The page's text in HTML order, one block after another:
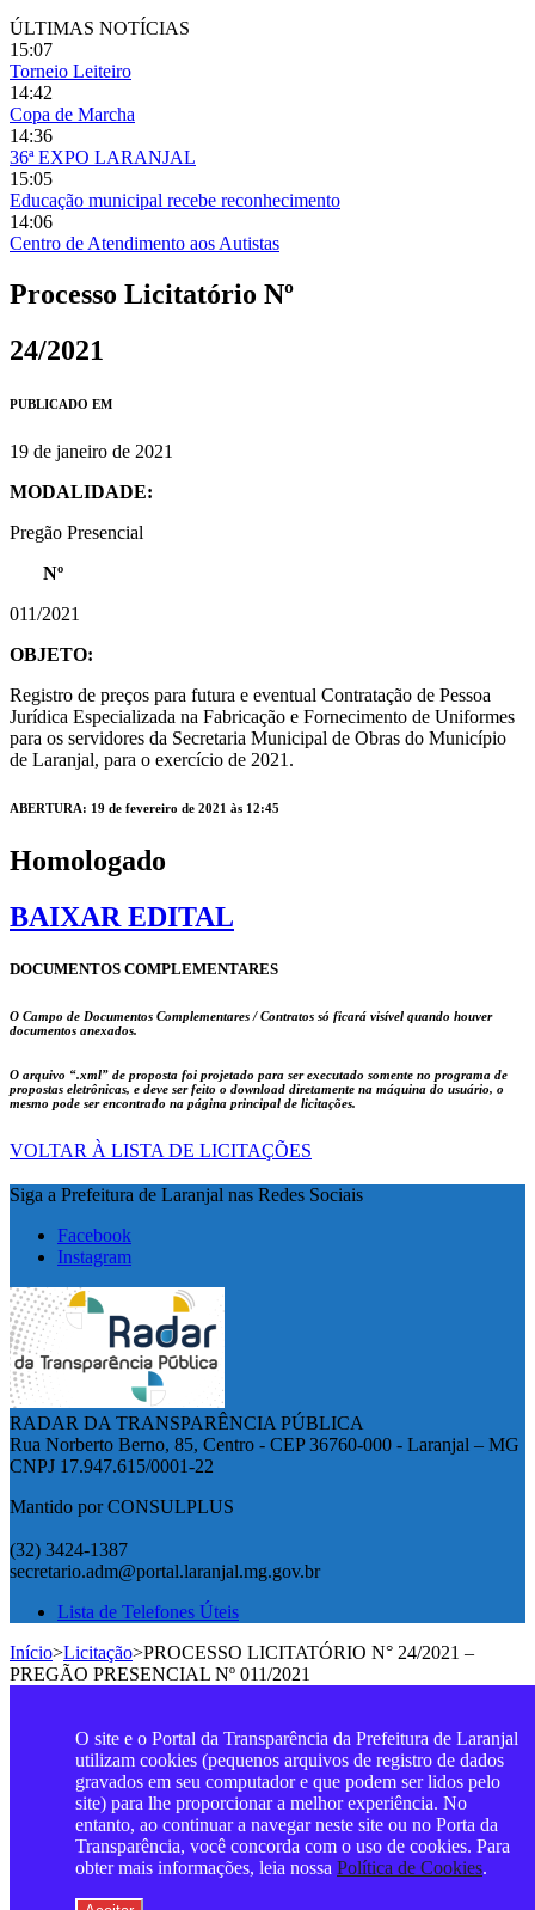
ÚLTIMAS NOTÍCIAS
15:07
Torneio Leiteiro
14:42
Copa de Marcha
14:36
36ª EXPO LARANJAL
15:05
Educação municipal recebe reconhecimento
14:06
Centro de Atendimento aos Autistas
Processo Licitatório Nº
24/2021
PUBLICADO EM
19 de janeiro de 2021
MODALIDADE:
Pregão Presencial
Nº
011/2021
OBJETO:
Registro de preços para futura e eventual Contratação de Pessoa
Jurídica Especializada na Fabricação e Fornecimento de Uniformes
para os servidores da Secretaria Municipal de Obras do Município
de Laranjal, para o exercício de 2021.
ABERTURA: 19 de fevereiro de 2021 às 12:45
Homologado
BAIXAR EDITAL
DOCUMENTOS COMPLEMENTARES
O Campo de Documentos Complementares / Contratos só ficará visível quando houver
documentos anexados.
O arquivo “.xml” de proposta foi projetado para ser executado somente no programa de
propostas eletrônicas, e deve ser feito o download diretamente na máquina do usuário, o
mesmo pode ser encontrado na página principal de licitações.
VOLTAR À LISTA DE LICITAÇÕES
Siga a Prefeitura de Laranjal nas Redes Sociais
Facebook
Instagram
RADAR DA TRANSPARÊNCIA PÚBLICA
Rua Norberto Berno, 85, Centro - CEP 36760-000 - Laranjal – MG
CNPJ 17.947.615/0001-22
Mantido por CONSULPLUS
(32) 3424-1387
secretario.adm@portal.laranjal.mg.gov.br
Lista de Telefones Úteis
Início>Licitação>PROCESSO LICITATÓRIO N° 24/2021 –
PREGÃO PRESENCIAL Nº 011/2021
O site e o Portal da Transparência da Prefeitura de Laranjal
utilizam cookies (pequenos arquivos de registro de dados
gravados em seu computador e que podem ser lidos pelo
site) para lhe proporcionar a melhor experiência. No
entanto, ao continuar a navegar neste site ou no Porta da
Transparência, você concorda com o uso de cookies. Para
obter mais informações, leia nossa Política de Cookies.